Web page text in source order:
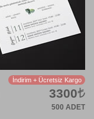
İndirim + Ücretsiz Kargo
3300
500 ADET